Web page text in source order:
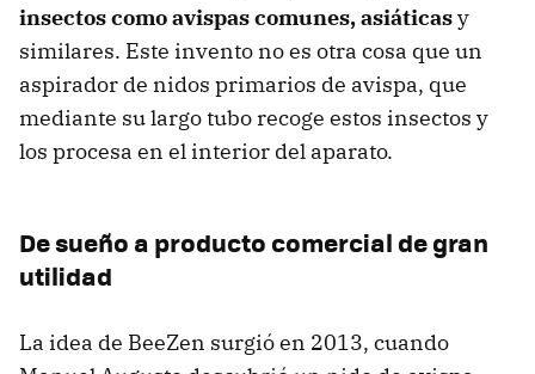
insectos como avispas comunes, asiáticasy
similares. Este invento no es otra cosa que un
aspirador de nidos primarios de avispa, que
mediante su largo tubo recoge estos insectos y
los procesa en el interior del aparato.
De sueño a producto comercial de gran
utilidad
La idea de BeeZen surgió en 2013, cuando